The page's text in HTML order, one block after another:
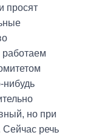
просят
но при
Сейчас речь